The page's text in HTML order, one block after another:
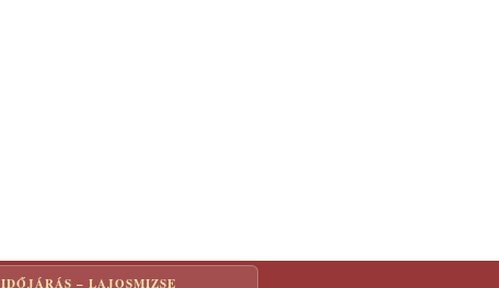
IDŐJÁRÁS – LAJOSMIZSE